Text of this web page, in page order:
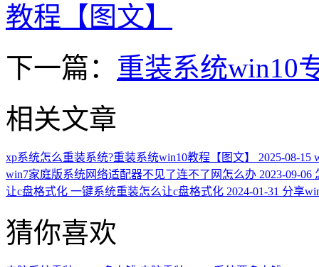
教程【图文】
下一篇： 重装系统win10
相关文章
xp系统怎么重装系统?重装系统win10教程【图文】 2025-08-15
win7家庭版系统网络适配器不见了连不了网怎么办 2023-09-06
让c盘格式化 一键系统重装怎么让c盘格式化 2024-01-31 分享
猜你喜欢